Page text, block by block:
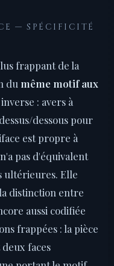
— SPÉCIFICITÉ
frappant de la
du même motif aux
: avers à
dessous pour
est propre à
pas d'équivalent
ultérieures. Elle
distinction entre
aussi codifiée
frappées : la pièce
faces